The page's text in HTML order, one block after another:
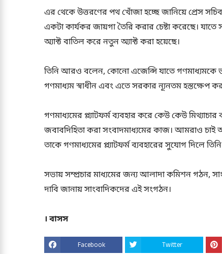
এর থেকে উত্তরণের পথ খোঁজা হচ্ছে জানিয়ে প্রেস
একটা কার্যকর জায়গা তৈরি করার চেষ্টা করেছে। যাতে
অ্যাক্ট বাতিল করে নতুন অ্যাক্ট করা হয়েছে।
তিনি আরও বলেন, কোনো এজেন্সি যাতে গণমাধ্যমকে ভয়
গণমাধ্যম স্বাধীন এবং এতে সরকার ন্যূনতম হস্তক্ষেপ
গণমাধ্যমের প্ল্যাটফর্ম ব্যবহার করে কেউ কেউ
জবাবদিহিতা করা সংবাদমাধ্যমের কাজ। আমরাও চাই
তাকে গণমাধ্যমের প্ল্যাটফর্ম ব্যবহারের সুযোগ দিলে
সভায় সম্প্রচার মাধ্যমের জন্য আলাদা কমিশন গঠন,
দাবি জানায় সাংবাদিকদের এই সংগঠন।
। বাসস
Facebook Twitter